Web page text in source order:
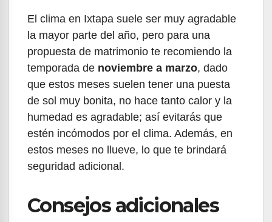
El clima en Ixtapa suele ser muy agradable
la mayor parte del año, pero para una
propuesta de matrimonio te recomiendo la
temporada de noviembre a marzo, dado
que estos meses suelen tener una puesta
de sol muy bonita, no hace tanto calor y la
humedad es agradable; así evitarás que
estén incómodos por el clima. Además, en
estos meses no llueve, lo que te brindará
seguridad adicional.
Consejos adicionales